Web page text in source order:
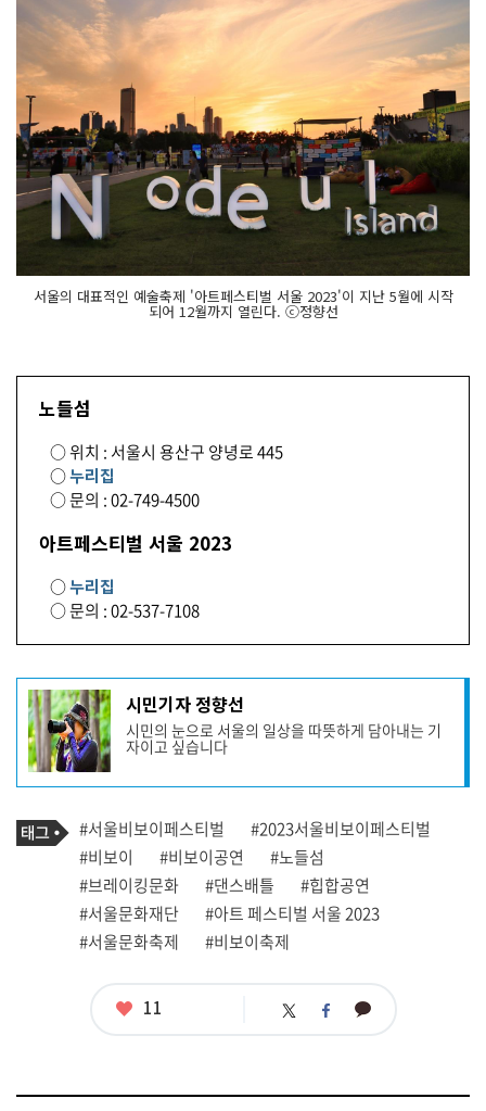
서울의 대표적인 예술축제 '아트페스티벌 서울 2023'이 지난 5월에 시작
되어 12월까지 열린다. ⓒ정향선
노들섬
○ 위치 : 서울시 용산구 양녕로 445
○누리집
○ 문의 : 02-749-4500
아트페스티벌 서울 2023
○누리집
○ 문의 : 02-537-7108
기
사
작
성
자
프
필
시민기자 정향선
시민의 눈으로 서울의 일상을 따뜻하게 담아내는 기
자이고 싶습니다
기
사
관
련
태
그
태
그
#서울비보이페스티벌
#2023서울비보이페스티벌
#비보이
#비보이공연
#노들섬
#브레이킹문화
#댄스배틀
#힙합공연
#서울문화재단
#아트 페스티벌 서울 2023
#서울문화축제
#비보이축제
좋
11 트 페 카